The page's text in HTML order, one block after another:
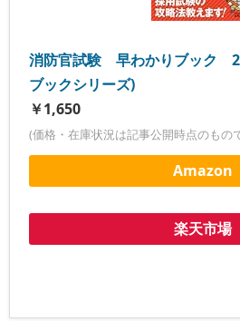
消防官試験 早わかりブック
ブックシリーズ)
￥1,650
(価格・在庫状況は記事公開時点のもの
Amazon
楽天市場